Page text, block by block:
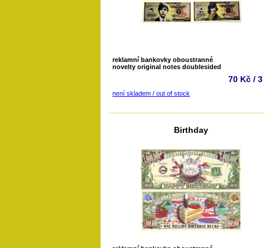
reklamní bankovky oboustranné
novelty original notes doublesided
70 Kč / 3
není skladem / out of stock
Birthday